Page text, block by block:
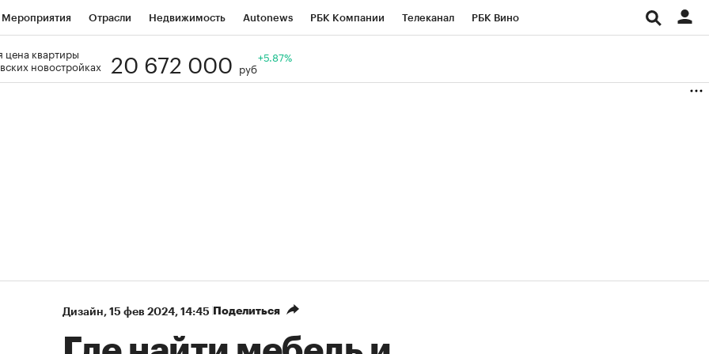
Мероприятия Отрасли Недвижимость Autonews РБК Компании Телеканал РБК Вино
Визионеры
цена квартиры
новостройках
20 672 000 руб
+5.87%
Дизайн⁠, 15 фев 2024, 14:45 Поделиться